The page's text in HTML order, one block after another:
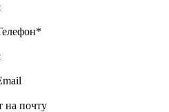
*
на почту